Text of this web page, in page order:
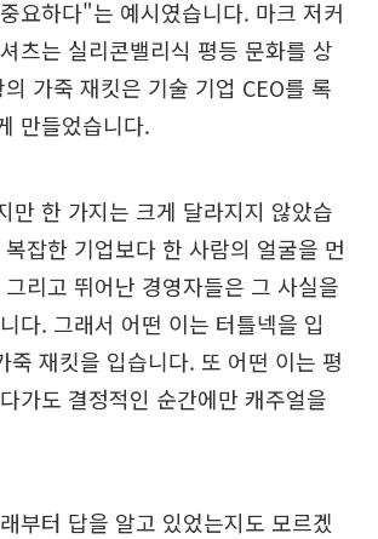
요하다"는 예시였습니다. 마크 저커
츠는 실리콘밸리식 평등 문화를 상
가죽 재킷은 기술 기업 CEO를 록
만들었습니다.
만 한 가지는 크게 달라지지 않았습
잡한 기업보다 한 사람의 얼굴을 먼
리고 뛰어난 경영자들은 그 사실을
다. 그래서 어떤 이는 터틀넥을 입
죽 재킷을 입습니다. 또 어떤 이는 평
가도 결정적인 순간에만 캐주얼을
부터 답을 알고 있었는지도 모르겠